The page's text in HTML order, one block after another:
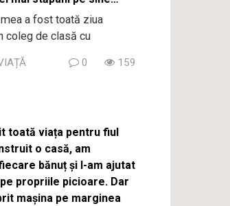
a fost toată ziua
coleg de clasă cu
0 159
toată viața pentru fiul
o casă, am
bănuț și l-am ajutat
propriile picioare. Dar
mașina pe marginea